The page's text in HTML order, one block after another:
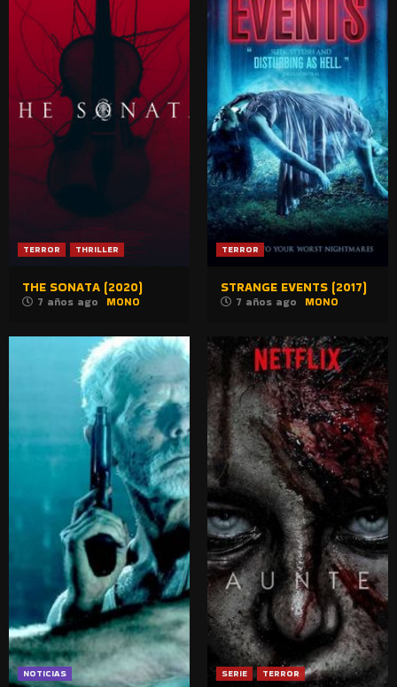
TERROR THRILLER
THE SONATA (2020)
7 años ago MONO
TERROR
STRANGE EVENTS (2017)
7 años ago MONO
NOTICIAS SERIE TERROR